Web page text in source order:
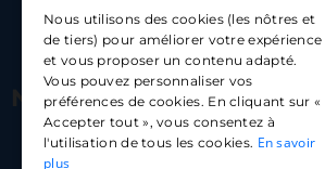
hello@carloapp.com
Nous suivre
Carlo App | Instagram
ENGLISH
SPANISH
Nous utilisons des cookies (les nôtres et
de tiers) pour améliorer votre expérience
et vous proposer un contenu adapté.
Vous pouvez personnaliser vos
préférences de cookies. En cliquant sur «
Accepter tout », vous consentez à
l'utilisation de tous les cookies. En savoir
plus